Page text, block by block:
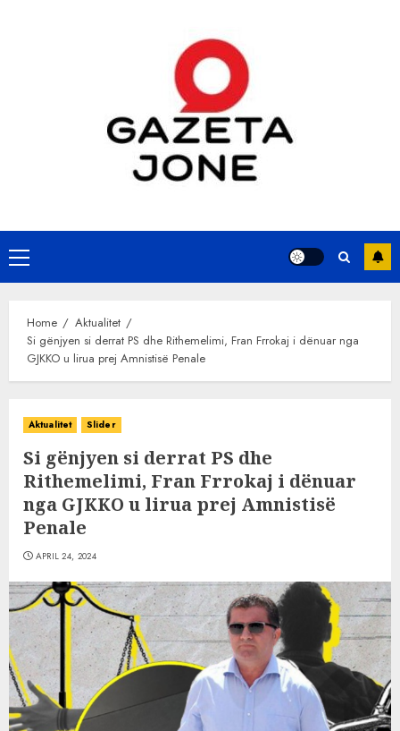
Primary
Menu
Home
Aktualitet
Si gënjyen si derrat PS dhe Rithemelimi, Fran Frrokaj i dënuar nga
GJKKO u lirua prej Amnistisë Penale
Aktualitet Slider
Si gënjyen si derrat PS dhe
Rithemelimi, Fran Frrokaj i dënuar
nga GJKKO u lirua prej Amnistisë
Penale
APRIL 24, 2024